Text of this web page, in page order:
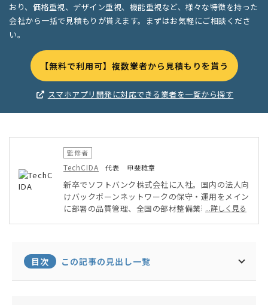
おり、価格重視、デザイン重視、機能重視など、様々な特徴を持った
会社から一括で見積もりが貰えます。まずはお気軽にご相談くださ
い。
【無料で利用可】複数業者から見積もりを貰う
スマホアプリ開発に対応できる業者を一覧から探す
監修者
TechCIDA 代表 甲斐稔章
新卒でソフトバンク株式会社に入社。国内の法人向
けバックボーンネットワークの保守・運用をメイン
に部署の品質管理、全国の部材整備業務を実施。そ
ラエンジニアとして活動。現在は地元に戻りフリー
ランスエンジニア兼子ども向けプログラミング教室
の運営を行う。
...詳しく見る
目次 この記事の見出し一覧